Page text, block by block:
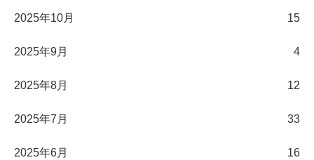
2025年10月 15
2025年9月 4
2025年8月 12
2025年7月 33
2025年6月 16